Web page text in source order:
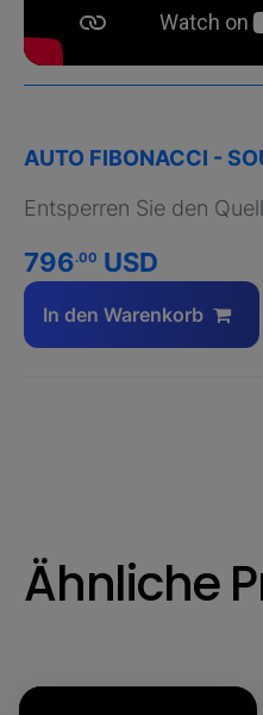
AUTO FIBONACCI -
Entsperren Sie den
796.00 USD
In den Warenkorb
Ähnliche